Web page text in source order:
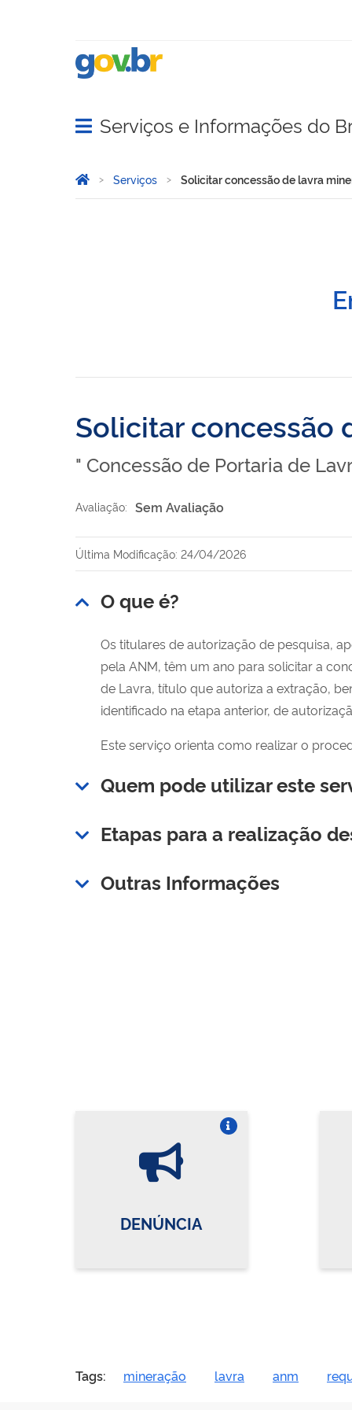
Abrir menu principal de navegação
Serviços e Informações do
Você está aqui:
Página Inicial
Serviços Solicitar concessão de lavra
Solicitar concessão
" Concessão de Portaria de
Avaliação: Sem Avaliação
Última Modificação: 24/04/2026
O que é?
Os titulares de autorização de pesquisa,
pela ANM, têm um ano para solicitar a
de Lavra, título que autoriza a extração,
identificado na etapa anterior, de
Este serviço orienta como realizar o
Quem pode utilizar este
Etapas para a realização
Outras Informações
DENÚNCIA
Tags: mineração lavra anm